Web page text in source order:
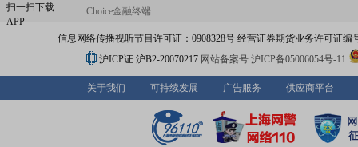
扫一扫下载
APP
Choice金融终端
信息网络传播视听节目许可证：0908328号 经营证券期货业务许可证编
沪ICP证:沪B2-20070217 网站备案号:沪ICP备05006054号-11
关于我们 可持续发展 广告服务 供应商平台